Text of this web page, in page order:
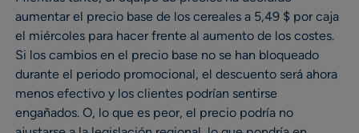
aumentar el precio base de los cereales a 5,49 $ por caja
el miércoles para hacer frente al aumento de los costes.
Si los cambios en el precio base no se han bloqueado
durante el periodo promocional, el descuento será ahora
menos efectivo y los clientes podrían sentirse
engañados. O, lo que es peor, el precio podría no